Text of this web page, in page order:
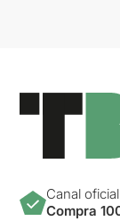
Canal
Compra